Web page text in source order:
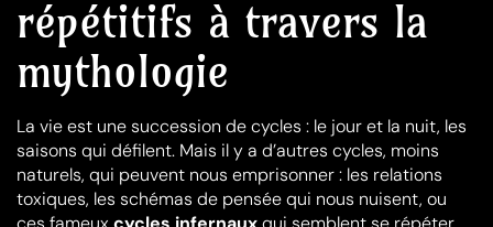
répétitifs à travers la
mythologie
La vie est une succession de cycles : le jour et la nuit, les
saisons qui défilent. Mais il y a d’autres cycles, moins
naturels, qui peuvent nous emprisonner : les relations
toxiques, les schémas de pensée qui nous nuisent, ou